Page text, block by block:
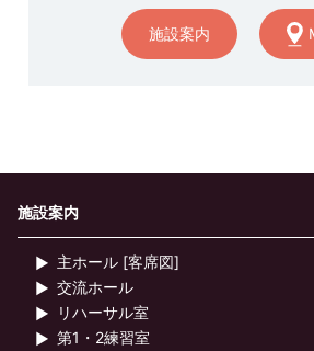
施設案内
施設案内
主ホール [客席図]
交流ホール
リハーサル室
第1・2練習室